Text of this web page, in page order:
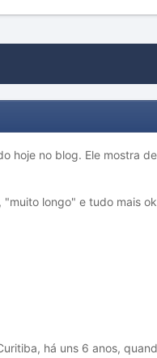
hoje no blog. Ele mostra
longo" e tudo mais
há uns 6 anos,